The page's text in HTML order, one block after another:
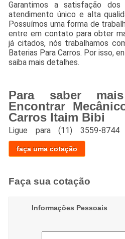
Garantimos a satisfação
atendimento único e alta
Possuímos uma forma de
entre em contato para obter
já citados, nós trabalhamos
Baterias Para Carros. Por isso,
saiba mais detalhes.
Para saber
Encontrar
Carros Itaim Bibi
Ligue para(11) 3559-8744
faça uma cotação
Faça sua cotação
Informações Pessoais